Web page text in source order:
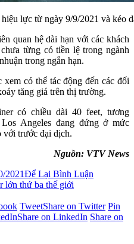
lực từ ngày 9/9/2021 và kéo
quan hệ dài hạn với các khách
từng có tiền lệ trong ngành
trong ngắn hạn.
có thể tác động đến các đối
tăng giá trên thị trường.
có chiều dài 40 feet, tương
Angeles đang đứng ở mức
với trước đại dịch.
Nguồn: VTV News
2021Để Lại Bình Luận
lớn thứ ba thế giới
TweetShare on Twitter Pin
Share on LinkedIn Share on